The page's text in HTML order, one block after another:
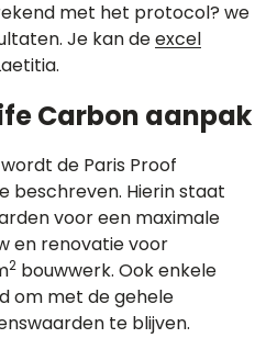
met het protocol? we
Je kan deexcel
Carbon aanpak
de Paris Proof
beschreven. Hierin staat
voor een maximale
en renovatie voor
2 bouwwerk. Ook enkele
om met de gehele
te blijven.